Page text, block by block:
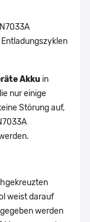
Akku in
nur einige
Störung auf,
weist darauf
werden